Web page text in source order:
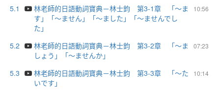
5.1 10:56
林老師的日語動詞寶典－林士鈞 第3-1章 「～ま
す」「～ません」「～ました」「～ませんでし
た」
5.2
07:23
林老師的日語動詞寶典－林士鈞 第3-2章 「～ま
しょう」「～ませんか」
5.3
10:14
林老師的日語動詞寶典－林士鈞 第3-3章 「～た
いです」